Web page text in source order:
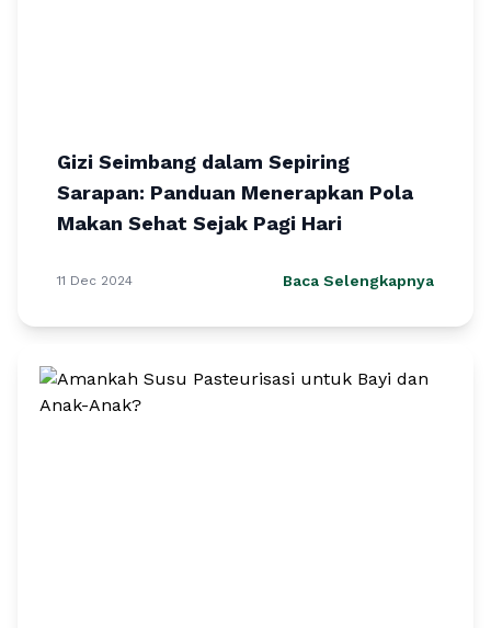
Gizi Seimbang dalam Sepiring
Sarapan: Panduan Menerapkan Pola
Makan Sehat Sejak Pagi Hari
11 Dec 2024 Baca Selengkapnya